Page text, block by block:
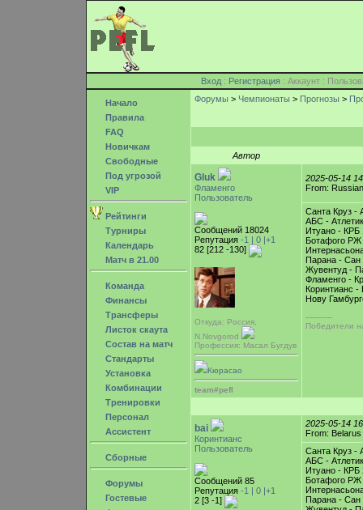
Вход : Регистрация : Аккаунт :
Начало
Правила
FAQ
Новичкам
Свободные
Под угрозой
VIP
Рейтинги
Турниры
Календарь
Матч в 21.00
Команда
Финансы
Трансферы
Листок скаута
Состав на матч
Стандарты
Установка
Комбинации
Тренировки
Персонал
Ассистент
Сборные
Форумы
Гостевые
Форумы > Чемпионаты > Прогнозы >
Автор
Gluk
Фламенго
Пользователь
Сообщений 18024
Репутация -1 | 0 |+1
82 [212 -130]
Откуда: Россия,
N.Novgorod
Профессия: Масал Бугдув
Кюрасао
team#pefl
2025-05-14
From:
Санта Круз -
АБС -
Итуано - КРБ
Ботафого РЖ
Парана - Сан
Жувентуд -
Фламенго -
Коринтианс -
Нову
-----------
Победители
bai
Коринтианс
Пользователь
Сообщений 85
Репутация -1 | 0 |+1
2 [3 -1]
2025-05-14
From: Belarus
Санта Круз -
АБС -
Итуано - КРБ
Ботафого РЖ
Парана - Сан